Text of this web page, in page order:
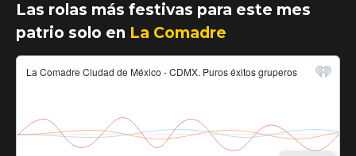
Las rolas más festivas para este mes
patrio solo en La Comadre